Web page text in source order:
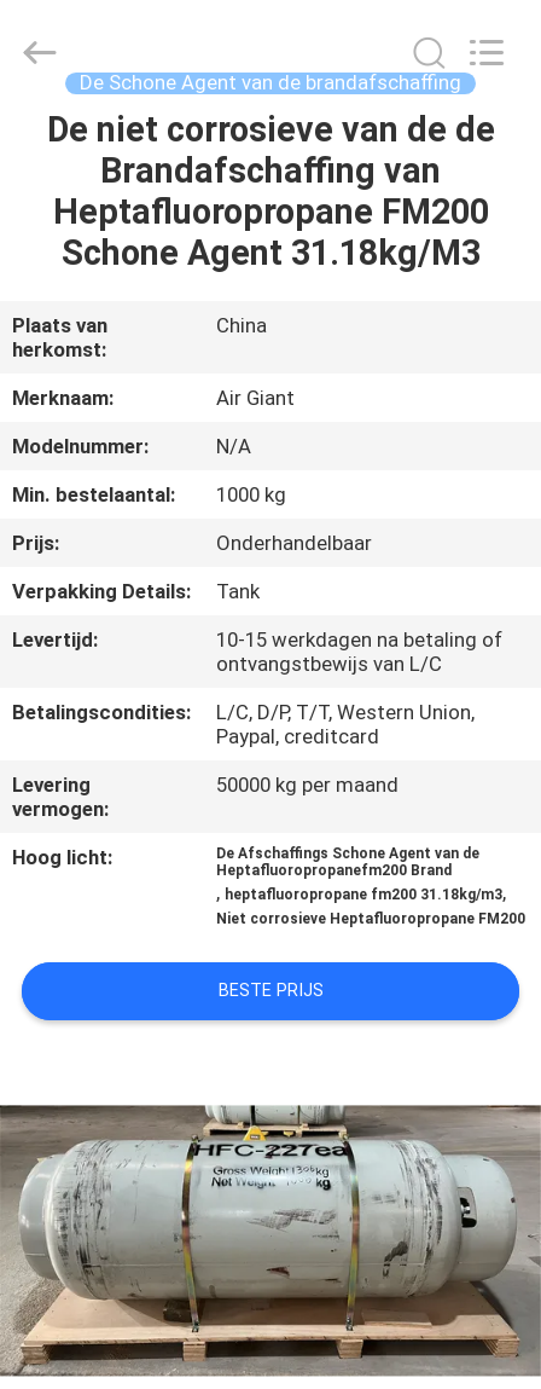
HUIS
PRODUCTEN
TOON
OVER
ONS
KWALITEITSCONTROLE
DOWNLOADEN
OM EEN
CITAAT
PRIVACY
POLICY
Giant
Reserved.
De Schone Agent van de brandafschaffing
De niet corrosieve van de de
Brandafschaffing van
Heptafluoropropane FM200
Schone Agent 31.18kg/M3
Plaats van
herkomst:
China
Merknaam:
Air Giant
Modelnummer:
N/A
Min. bestelaantal:
1000 kg
Prijs:
Onderhandelbaar
Verpakking Details:
Tank
Levertijd:
10-15 werkdagen na betaling of
ontvangstbewijs van L/C
Betalingscondities:
L/C, D/P, T/T, Western Union,
Paypal, creditcard
Levering
vermogen:
50000 kg per maand
Hoog licht:
De Afschaffings Schone Agent van de
Heptafluoropropanefm200 Brand
, heptafluoropropane fm200 31.18kg/m3,
Niet corrosieve Heptafluoropropane FM200
BESTE PRIJS